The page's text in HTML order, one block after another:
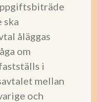
ska
åläggas
om
i
mellan
och